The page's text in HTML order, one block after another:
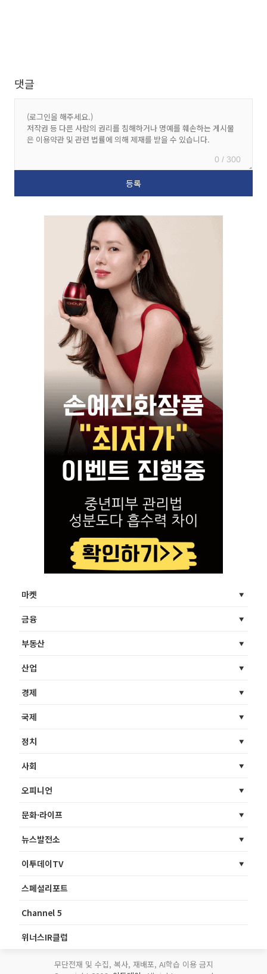
댓글
0 / 300
마켓
금융
부동산
산업
경제
국제
정치
사회
오피니언
문화·라이프
뉴스발전소
이투데이TV
스페셜리포트
Channel 5
위너스IR클럽
무단전재 및 수집, 복사, 재배포, AI학습 이용 금지